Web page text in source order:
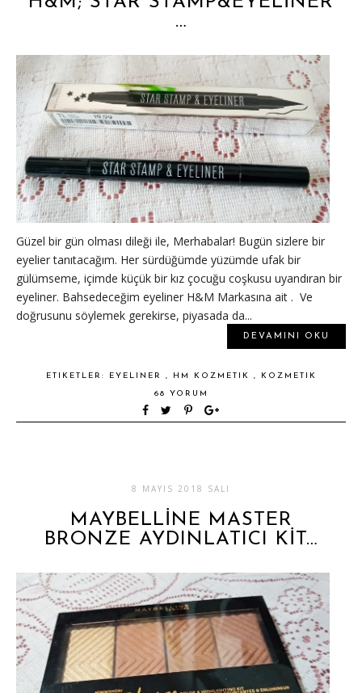
…
Güzel bir gün olması dileği ile, Merhabalar! Bugün sizlere bir
eyelier tanıtacağım. Her sürdüğümde yüzümde ufak bir
gülümseme, içimde küçük bir kız çocuğu coşkusu uyandıran bir
eyeliner. Bahsedeceğim eyeliner H&M Markasına ait . Ve
doğrusunu söylemek gerekirse, piyasada da...
DEVAMINI OKU
ETIKETLER: EYELINER , HM KOZMETIK ,
KOZMETIK
68 YORUM
8 MAYIS 2018 SALI
MAYBELLİNE MASTER
BRONZE AYDINLATICI KİT…